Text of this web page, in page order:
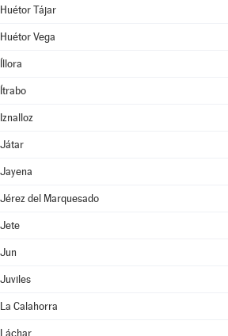
Huétor Tájar
Huétor Vega
Íllora
Ítrabo
Iznalloz
Játar
Jayena
Jérez del Marquesado
Jete
Jun
Juviles
La Calahorra
Láchar